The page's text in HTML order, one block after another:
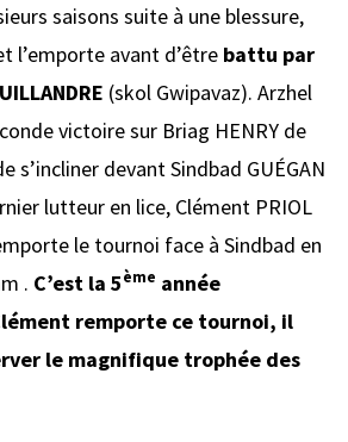
saisons suite à une blessure,
l’emporte avant d’être battu par
(skol Gwipavaz). Arzhel
victoire sur Briag HENRY de
s’incliner devant Sindbad GUÉGAN
lutteur en lice, Clément PRIOL
le tournoi face à Sindbad en
. C’est la 5ème année
remporte ce tournoi, il
le magnifique trophée des